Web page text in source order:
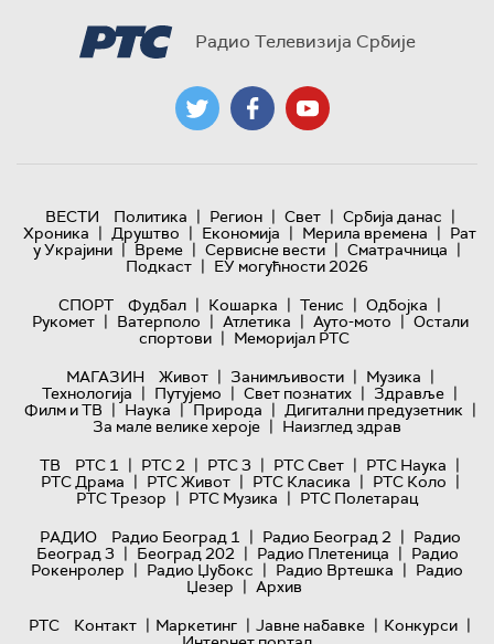
Радио Телевизија Србије
ВЕСТИ Политика | Регион | Свет | Србија данас |
Хроника | Друштво | Економија | Мерила времена | Рат
у Украјини | Време | Сервисне вести | Сматрачница |
Подкаст | ЕУ могућности 2026
СПОРТ
Фудбал | Кошарка | Тенис | Одбојка |
Рукомет | Ватерполо | Атлетика | Ауто-мото | Остали
спортови | Меморијал РТС
МАГАЗИН
Живот | Занимљивости | Музика |
Технологијa | Путујемо | Свет познатих | Здравље |
Филм и ТВ | Наука | Природа | Дигитални предузетник |
За мале велике хероје | Наизглед здрав
ТВ
РТС 1 | РТС 2 | РТС 3 | РТС Свет | РТС Наука |
РТС Драма | РТС Живот | РТС Класика | РТС Коло |
РТС Трезор | РТС Музика | РТС Полетарац
РАДИО
Радио Београд 1 | Радио Београд 2 | Радио
Београд 3 | Београд 202 | Радио Плетеница | Радио
Рокенролер | Радио Џубокс | Радио Вртешка | Радио
Џезер | Архив
РТС
Контакт | Маркетинг | Јавне набавке | Конкурси |